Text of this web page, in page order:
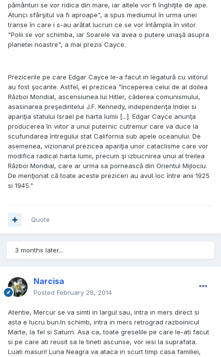
pământuri se vor ridica din mare, iar altele vor fi înghiţite de ape.
Atunci sfârşitul va fi aproape", a spus mediumul în urma unei
transe în care i s-au arătat lucruri ce se vor întâmpla în viitor.
"Polii se vor schimba, iar Soarele va avea o putere uriaşă asupra
planetei noastre", a mai prezis Cayce.
Prezicerile pe care Edgar Cayce le-a facut in legatură cu viitorul
au fost şocante. Astfel, el prezicea "începerea celui de al doilea
Război Mondial, ascensiunea lui Hitler, căderea comunismului,
asasinarea preşedintelui J.F. Kennedy, independenţa Indiei si
apariţia statului Israel pe harta lumii [...]. Edgar Cayce anunţa
producerea în viitor a unui puternic cutremur care va duce la
scufundarea întregului stat California sub apele oceanului. De
asemenea, vizionarul prezicea apariţia unor cataclisme care vor
modifica radical harta lumii, precum şi izbucnirea unui al treilea
Război Mondial, care ar urma sa pornească din Orientul Mijlociu.
De menţionat că toate aceste preziceri au avut loc între anii 1925
si 1945."
Quote
3 months later...
Narcisa
Posted February 28, 2014
Atentie, Mercur se va simti in largul sau, intra in mers direct si
asta e lucru bun.In schimb, intra in mers retrograd razboinicul
Marte, la fel si Saturn. Asa ca, toate greselile pe care le-ati facut
si pe care ati reusit sa le tineti ascunse, vor iesi la suprafata.
Luati masuri! Luna Neagra va ataca in scurt timp casa familiei,